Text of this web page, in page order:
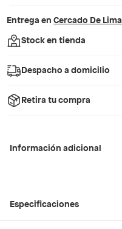
Entrega en Cercado De Lima
Stock en tienda
Despacho a domicilio
Retira tu compra
Información adicional
Especificaciones